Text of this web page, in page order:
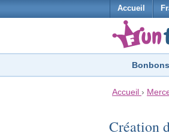
Accueil
Bonbons
Accueil ›
Création